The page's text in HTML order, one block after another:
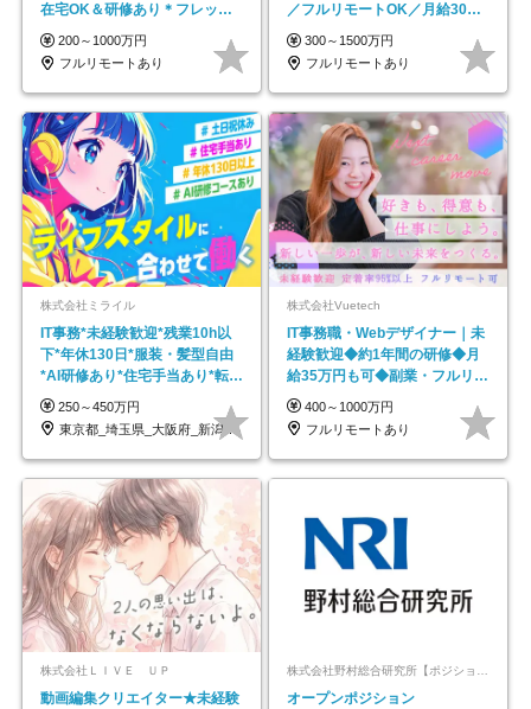
在宅OK＆研修あり＊フレック
ス
200～1000万円
フルリモートあり
／フルリモートOK／月給30万
円～／年休130日以上
300～1500万円
フルリモートあり
株式会社ミライル
IT事務*未経験歓迎*残業10h以
下*年休130日*服装・髪型自由
*AI研修あり*住宅手当あり*転勤
なし
250～450万円
東京都_埼玉県_大阪府_新潟県_福岡県
株式会社Vuetech
IT事務職・Webデザイナー｜未
経験歓迎◆約1年間の研修◆月
給35万円も可◆副業・フルリモ
ート可◆年休126日
400～1000万円
フルリモートあり
株式会社ＬＩＶＥ ＵＰ
動画編集クリエイター★未経験
オープンポジション